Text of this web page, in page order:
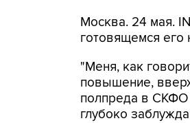
Москва. 24 мая.
готовящемся его
"Меня, как
повышение,
полпреда в СКФО
глубоко